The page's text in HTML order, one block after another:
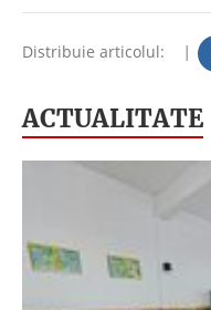
Distribuie articolul: |
ACTUALITATE